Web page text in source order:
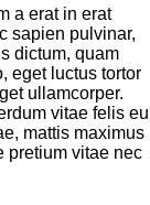
a erat in erat
sapien pulvinar,
dictum, quam
eget luctus tortor
ullamcorper.
vitae felis eu
mattis maximus
pretium vitae nec